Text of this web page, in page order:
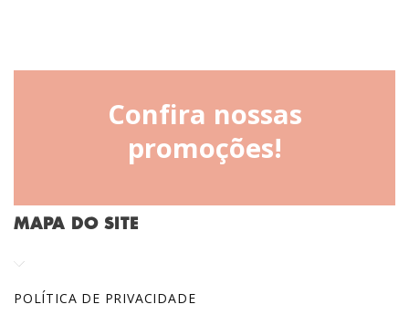
Confira nossas
promoções!
MAPA DO SITE
POLÍTICA DE PRIVACIDADE